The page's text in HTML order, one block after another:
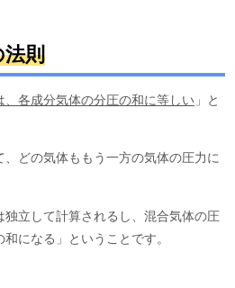
則
、各成分気体の分圧の和に等しい 」と
どの気体ももう一方の気体の圧力に
独立して計算されるし、混合気体の圧
になる」ということです。